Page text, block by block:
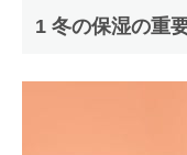
1 冬の保湿の重